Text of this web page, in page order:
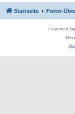
Startseite Foren-
Powered by